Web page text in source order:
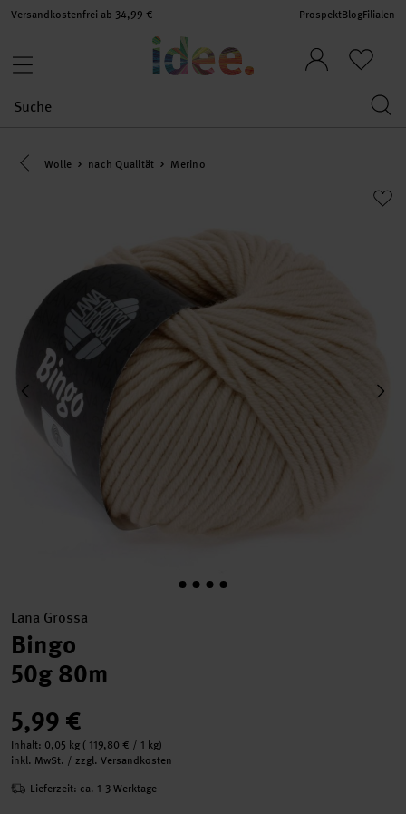
Versandkostenfrei ab 34,99 € ProspektBlogFilialen
Eine Kategorie zurück navigieren
Wolle nach Qualität Merino
Lana Grossa
Bingo
50g 80m
5,99 €
Inhalt: 0,05 kg ( 119,80 € / 1 kg)
inkl. MwSt. / zzgl. Versandkosten
Lieferzeit: ca. 1-3 Werktage